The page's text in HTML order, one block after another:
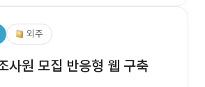
외주
사원 모집 반응형 웹 구축